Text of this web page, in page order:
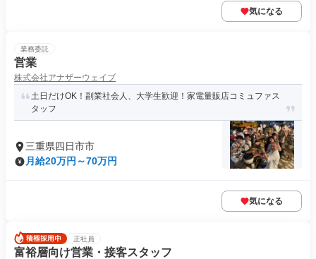
気になる
業務委託
営業
株式会社アナザーウェイブ
土日だけOK！副業社会人、大学生歓迎！家電量販店コミュファス
タッフ
三重県四日市市
月給20万円～70万円
気になる
正社員
富裕層向け営業・接客スタッフ